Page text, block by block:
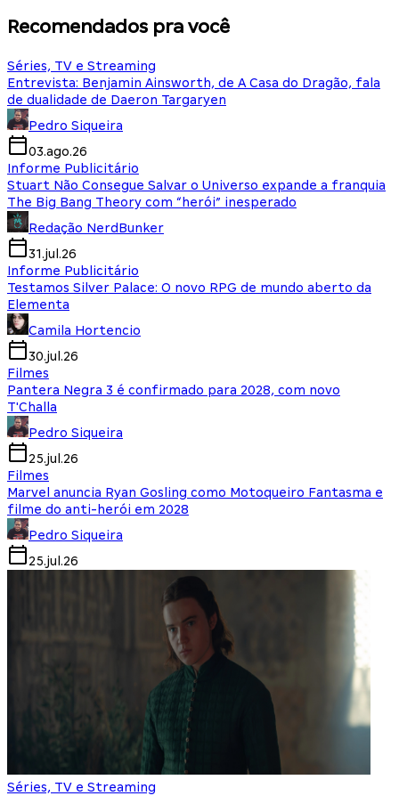
Recomendados pra você
Séries, TV e Streaming
Entrevista: Benjamin Ainsworth, de A Casa do Dragão, fala
de dualidade de Daeron Targaryen
Pedro Siqueira
03.ago.26
Informe Publicitário
Stuart Não Consegue Salvar o Universo expande a franquia
The Big Bang Theory com “herói” inesperado
Redação NerdBunker
31.jul.26
Informe Publicitário
Testamos Silver Palace: O novo RPG de mundo aberto da
Elementa
Camila Hortencio
30.jul.26
Filmes
Pantera Negra 3 é confirmado para 2028, com novo
T'Challa
Pedro Siqueira
25.jul.26
Filmes
Marvel anuncia Ryan Gosling como Motoqueiro Fantasma e
filme do anti-herói em 2028
Pedro Siqueira
25.jul.26
Séries, TV e Streaming